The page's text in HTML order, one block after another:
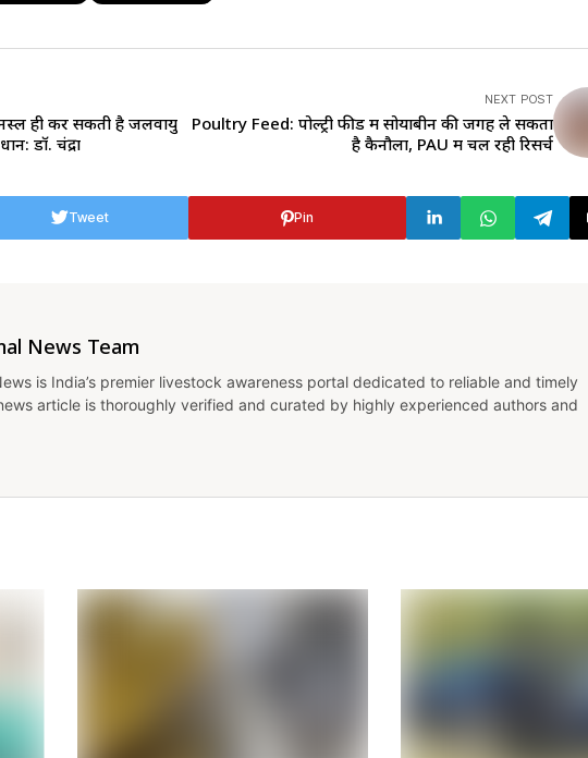
ही कर सकती है जलवायु
डॉ. चंद्रा
NEXT POST
Poultry Feed: पोल्ट्री फीड में सोयाबीन की जगह ले सकता
है कैनौला, PAU में चल रही रिसर्च
Tweet Pin
News Team
is India’s premier livestock awareness portal dedicated to reliable and timely
article is thoroughly verified and curated by highly experienced authors and